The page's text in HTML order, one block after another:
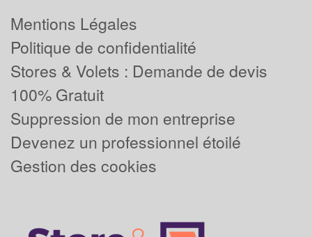
Mentions Légales
Politique de confidentialité
Stores & Volets : Demande de devis
100% Gratuit
Suppression de mon entreprise
Devenez un professionnel étoilé
Gestion des cookies